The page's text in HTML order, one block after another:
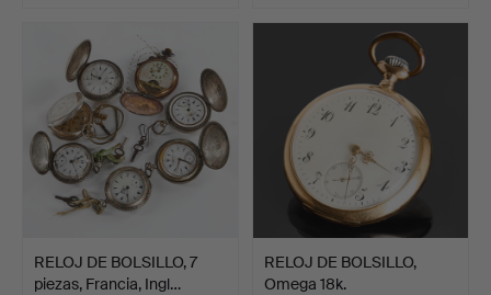
RELOJ DE BOLSILLO, 7
piezas, Francia, Ingl…
RELOJ DE BOLSILLO,
Omega 18k.